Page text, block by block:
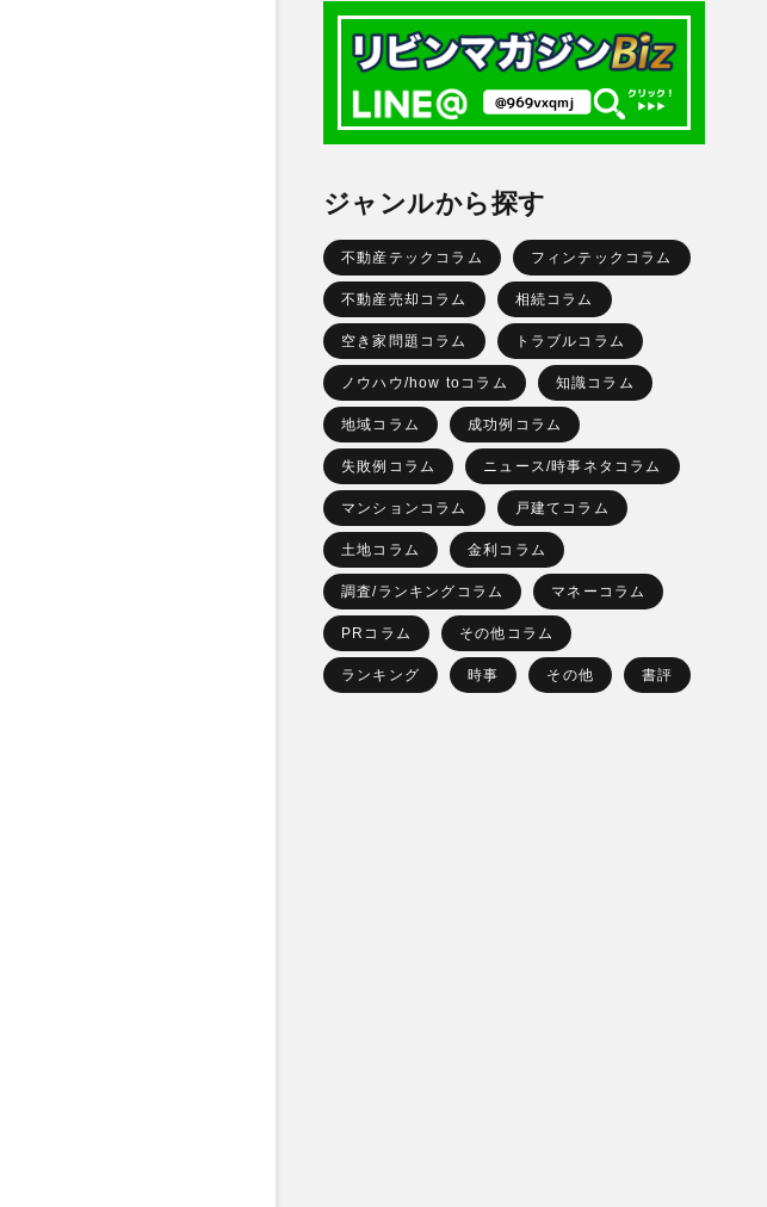
ジャンルから探す
不動産テックコラム フィンテックコラム
不動産売却コラム 相続コラム
空き家問題コラム トラブルコラム
ノウハウ/how toコラム 知識コラム
地域コラム 成功例コラム
失敗例コラム ニュース/時事ネタコラム
マンションコラム 戸建てコラム
土地コラム 金利コラム
調査/ランキングコラム マネーコラム
PRコラム その他コラム
ランキング 時事 その他 書評